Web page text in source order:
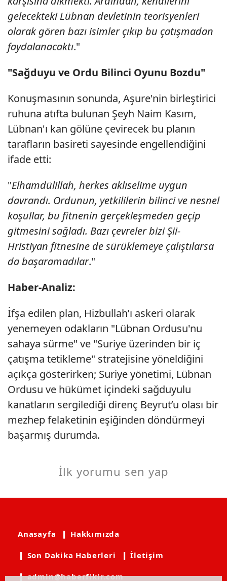
gelecekteki Lübnan devletinin teorisyenleri
olarak gören bazı isimler çıkıp bu çatışmadan
faydalanacaktı."
"Sağduyu ve Ordu Bilinci Oyunu Bozdu"
Konuşmasının sonunda, Aşure'nin birleştirici
ruhuna atıfta bulunan Şeyh Naim Kasım,
Lübnan'ı kan gölüne çevirecek bu planın
tarafların basireti sayesinde engellendiğini
ifade etti:
"Elhamdülillah, herkes aklıselime uygun
davrandı. Ordunun, yetkililerin bilinci ve nesnel
koşullar, bu fitnenin gerçekleşmeden geçip
gitmesini sağladı. Bazı çevreler bizi Şii-
Hristiyan fitnesine de sürüklemeye çalıştılarsa
da başaramadılar."
Haber-Analiz:
İfşa edilen plan, Hizbullah’ı askeri olarak
yenemeyen odakların "Lübnan Ordusu'nu
sahaya sürme" ve "Suriye üzerinden bir iç
çatışma tetikleme" stratejisine yöneldiğini
açıkça gösterirken; Suriye yönetimi, Lübnan
Ordusu ve hükümet içindeki sağduyulu
kanatların sergilediği direnç Beyrut’u olası bir
mezhep felaketinin eşiğinden döndürmeyi
başarmış durumda.
İlk yorumu sen yap
Anasayfa ❙ Hakkımızda
❙ Son Dakika Haberleri ❙ İletişim
❙ admin@haberfikir.com